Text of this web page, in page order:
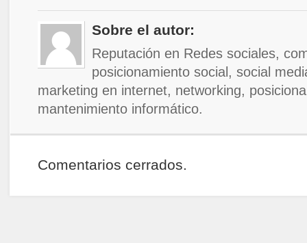
Sobre el autor:
Reputación en Redes sociales,
posicionamiento social, social
marketing en internet, networking,
mantenimiento informático.
Comentarios cerrados.